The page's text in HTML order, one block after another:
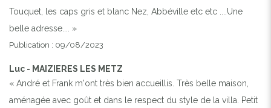
Touquet, les caps gris et blanc Nez, Abbéville etc etc ....Une
belle adresse.... »
Publication : 09/08/2023
Luc - MAIZIERES LES METZ
« André et Frank m'ont très bien accueillis. Très belle maison,
aménagée avec goût et dans le respect du style de la villa. Petit